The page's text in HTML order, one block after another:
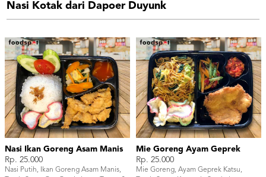
Nasi Kotak dari Dapoer Duyunk
Nasi Ikan Goreng Asam Manis
Rp. 25.000
Nasi Putih, Ikan Goreng Asam Manis,
Mie Goreng Ayam Geprek
Rp. 25.000
Mie Goreng, Ayam Geprek Katsu,